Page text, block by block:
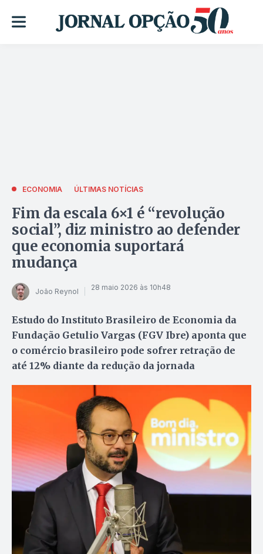
ECONOMIA ÚLTIMAS NOTÍCIAS
Fim da escala 6×1 é “revolução
social”, diz ministro ao defender
que economia suportará
mudança
João Reynol 28 maio 2026 às 10h48
Estudo do Instituto Brasileiro de Economia da
Fundação Getulio Vargas (FGV Ibre) aponta que
o comércio brasileiro pode sofrer retração de
até 12% diante da redução da jornada